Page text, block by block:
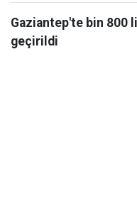
Gaziantep'te bin 800
geçirildi